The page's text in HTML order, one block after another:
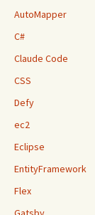
AutoMapper
C#
Claude Code
CSS
Defy
ec2
Eclipse
EntityFramework
Flex